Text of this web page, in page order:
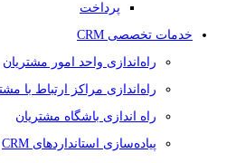
پرداخت
خدمات تخصصی CRM
راه‌اندازی واحد امور مشتریان
راه‌اندازی مراکز ارتباط با
راه اندازی باشگاه مشتریان
پیاده‌سازی استانداردهای CRM